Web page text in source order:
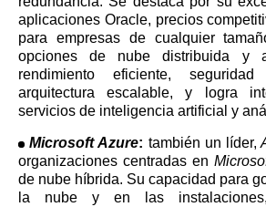
aplicaciones Oracle, precios
para empresas de cualquier
opciones de nube distribuida y
rendimiento eficiente,
arquitectura escalable, y logra
servicios de inteligencia artificial y
Microsoft Azure: también un líder,
organizaciones centradas en
de nube híbrida. Su capacidad para
la nube y en las